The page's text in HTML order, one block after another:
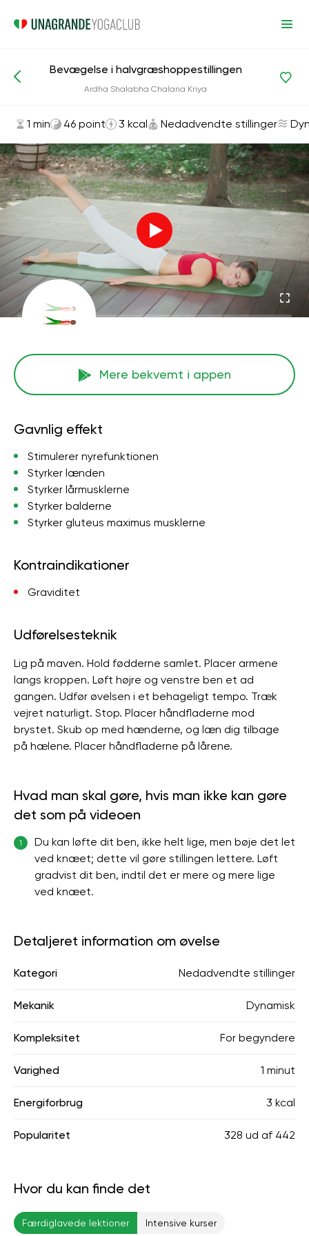
Asanas og øvelser Nedadvendte stillinger
Bevægelse i halvgræshoppestillingen
Ardha Shalabha Chalana Kriya
1 min 46 point 3 kcal Nedadvendte stillinger
Mere bekvemt i appen
Gavnlig effekt
Stimulerer nyrefunktionen
Styrker lænden
Styrker lårmusklerne
Styrker balderne
Styrker gluteus maximus musklerne
Kontraindikationer
Graviditet
Udførelsesteknik
Lig på maven. Hold fødderne samlet. Placer armene
langs kroppen. Løft højre og venstre ben et ad
gangen. Udfør øvelsen i et behageligt tempo. Træk
vejret naturligt. Stop. Placer håndfladerne mod
brystet. Skub op med hænderne, og læn dig tilbage
på hælene. Placer håndfladerne på lårene.
Hvad man skal gøre, hvis man ikke kan gøre
det som på videoen
1
Du kan løfte dit ben, ikke helt lige, men bøje det let
ved knæet; dette vil gøre stillingen lettere. Løft
gradvist dit ben, indtil det er mere og mere lige
ved knæet.
Detaljeret information om øvelse
Kategori Nedadvendte stillinger
Mekanik Dynamisk
Kompleksitet For begyndere
Varighed 1 minut
Energiforbrug 3 kcal
Popularitet 328 ud af 442
Hvor du kan finde det
Færdiglavede lektioner Intensive kurser